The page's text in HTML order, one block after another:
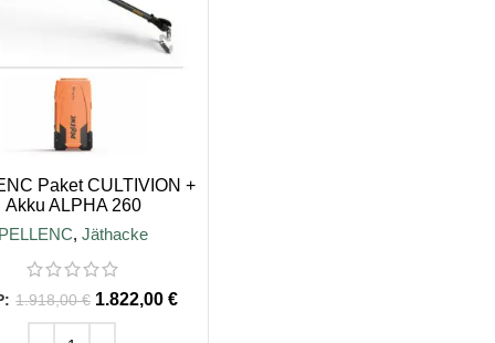
Paket CULTIVION +
Akku ALPHA 260
PELLENC,Jäthacke
1.918,00€ 1.822,00€